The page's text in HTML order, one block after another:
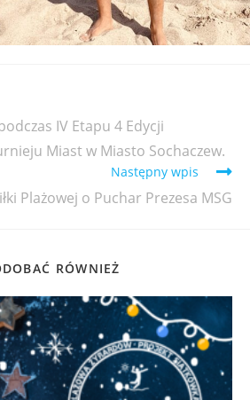
IV Etapu 4 Edycji
Miast w Miasto Sochaczew.
Następny wpis
Plażowej o Puchar Prezesa MSG
RÓWNIEŻ